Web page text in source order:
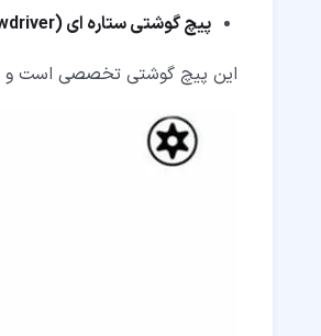
پیچ گوشتی ستاره ای (
این پیچ گوشتی تخصصی است و